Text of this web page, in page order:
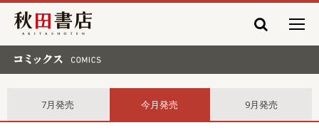
秋田書店
7月発売 今月発売 9月発売